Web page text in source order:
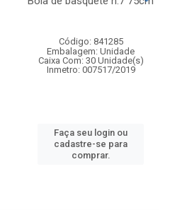
Código: 841285
Embalagem: Unidade
Caixa Com: 30 Unidade(s)
Inmetro: 007517/2019
Faça seu login ou
cadastre-se para
comprar.